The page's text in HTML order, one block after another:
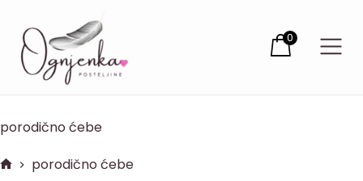
0
porodično ćebe
porodično ćebe